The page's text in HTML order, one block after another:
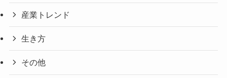
産業トレンド
生き方
その他